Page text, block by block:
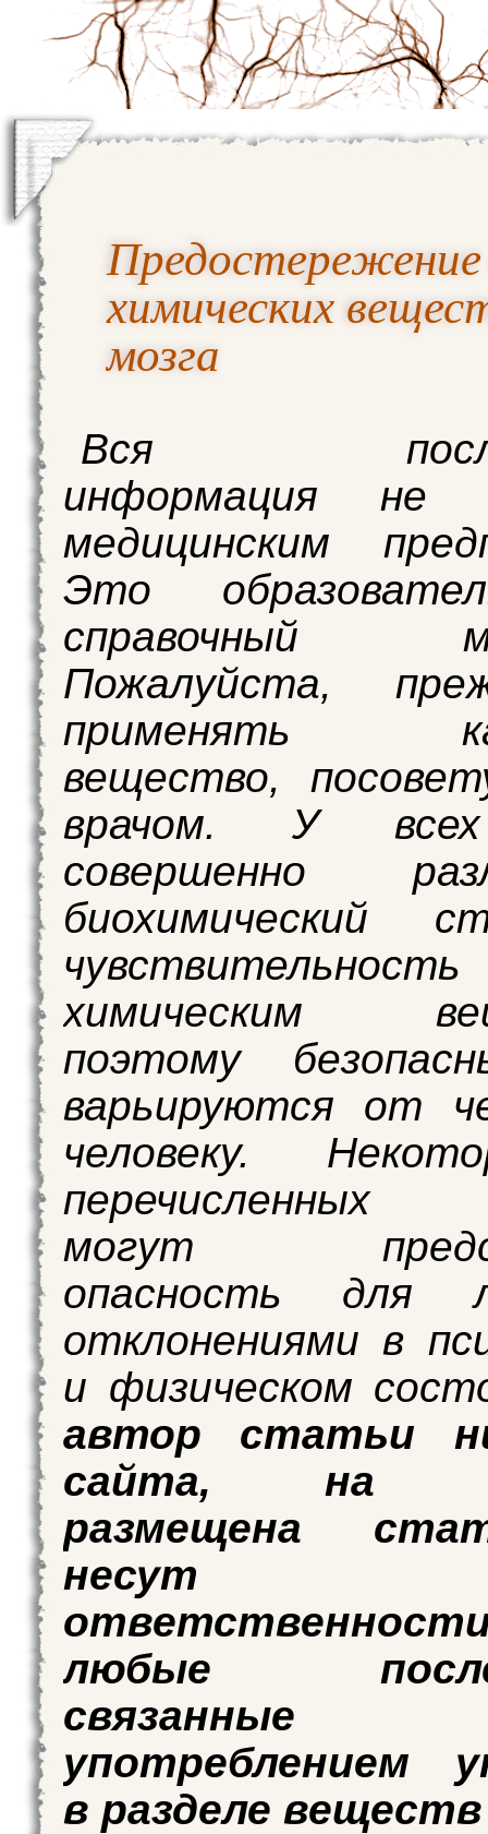
Предостережение
химических
мозга
Вся
информация не
медицинским
Это
справочный
Пожалуйста,
применять
вещество,
врачом. У
совершенно
биохимический
химическим
поэтому
варьируются от
человеку.
перечисленных
могут
опасность для
отклонениями в
и физическом
автор статьи
сайта, на
размещена
несут
любые
употреблением
в разделе веществ